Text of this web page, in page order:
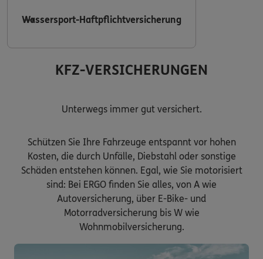
Wassersport-Haftpflichtversicherung
KFZ-VERSICHERUNGEN
Unterwegs immer gut versichert.
Schützen Sie Ihre Fahrzeuge entspannt vor hohen
Kosten, die durch Unfälle, Diebstahl oder sonstige
Schäden entstehen können. Egal, wie Sie motorisiert
sind: Bei ERGO finden Sie alles, von A wie
Autoversicherung, über E-Bike- und
Motorradversicherung bis W wie
Wohnmobilversicherung.